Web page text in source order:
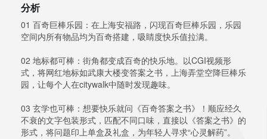
分析
01 百奇巨棒乐园：在上海安福路，闪现百奇巨棒乐园，乐园
空间内所有物品均为百奇搭建，吸睛度快乐值拉满。
02 地标都可棒：街角都变成百奇的快乐地。以CGI视频形
式，将网红地标如武康大楼变答案之书，上海弄堂空降巨棒乐
园，让每个人在citywalk中随时发现趣味。
03 玄学也可棒：想要快乐就问《百奇答案之书》！顺应经久
不衰的文字包装形式，匹配不同口味，直接以《答案之书》的
形式，将问题印上单盒及礼盒，为年轻人寻求“心灵解药”。